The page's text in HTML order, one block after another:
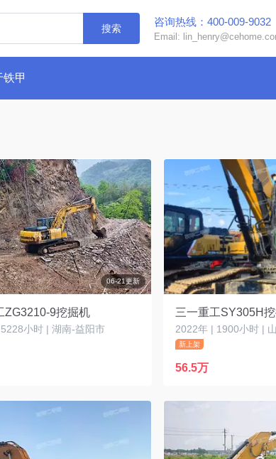
搜索
咨询热线：400-009-9032
Email:
铁甲
06-21更新
ZG3210-9挖掘机
小时 | 湖南-益阳市
三一重工SY305H
2022年 | 1900小时 |
新上架
56.5万